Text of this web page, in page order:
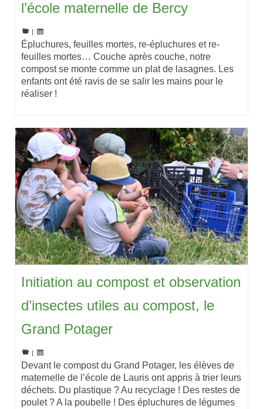
l’école maternelle de Bercy
Épluchures, feuilles mortes, re-épluchures et re-
feuilles mortes… Couche après couche, notre
compost se monte comme un plat de lasagnes. Les
enfants ont été ravis de se salir les mains pour le
réaliser !
Initiation au compost et observation
d’insectes utiles au compost, le
Grand Potager
Devant le compost du Grand Potager, les élèves de
maternelle de l’école de Lauris ont appris à trier leurs
déchets. Du plastique ? Au recyclage ! Des restes de
poulet ? A la poubelle ! Des épluchures de légumes